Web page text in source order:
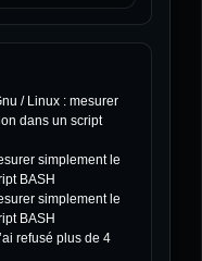
/ Linux : mesurer
dans un script
simplement le
BASH
simplement le
BASH
refusé plus de 4